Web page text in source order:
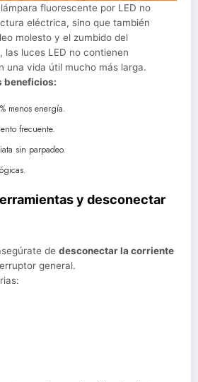
fluorescente por LED no
eléctrica, sino que también
molesto y el zumbido del
las luces LED no contienen
una vida útil mucho más larga.
beneficios:
menos energía.
frecuente.
sin parpadeo.
y desconectar
de desconectar la corriente
general.